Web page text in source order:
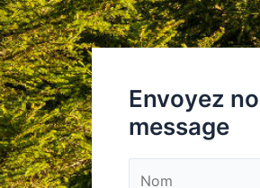
Envoyez
message